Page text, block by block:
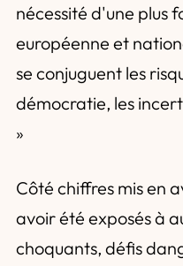
nécessité d'une plus
européenne et
se conjuguent les
démocratie, les
»
Côté chiffres mis en
avoir été exposés à
choquants, défis